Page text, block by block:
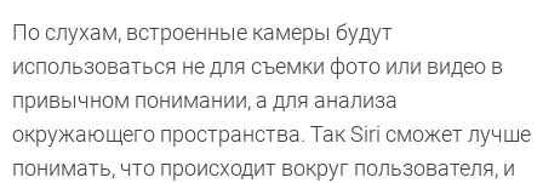
По слухам, встроенные камеры будут
использоваться не для съемки фото или видео в
привычном понимании, а для анализа
окружающего пространства. Так Siri сможет лучше
понимать, что происходит вокруг пользователя, и